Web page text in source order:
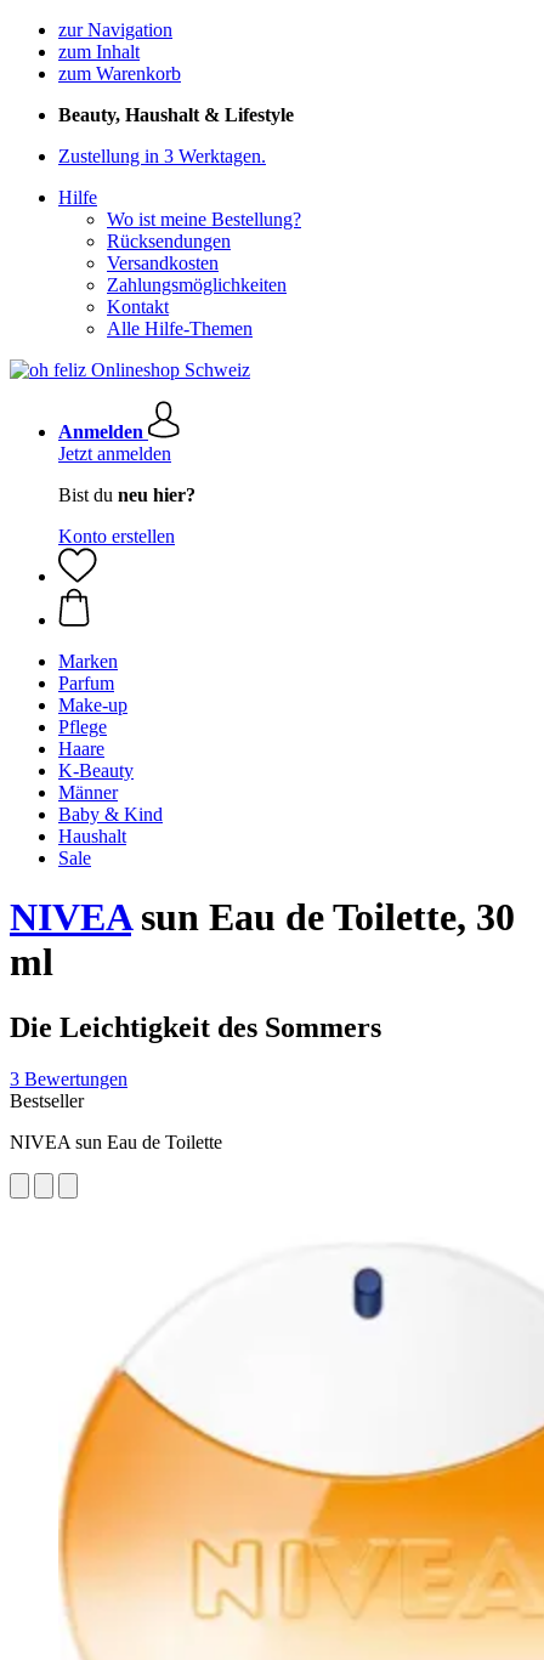
zur Navigation
zum Inhalt
zum Warenkorb
Beauty, Haushalt & Lifestyle
Zustellung in 3 Werktagen.
Hilfe
Wo ist meine Bestellung?
Rücksendungen
Versandkosten
Zahlungsmöglichkeiten
Kontakt
Alle Hilfe-Themen
Anmelden
Jetzt anmelden
Bist du neu hier?
Konto erstellen
Marken
Parfum
Make-up
Pflege
Haare
K-Beauty
Männer
Baby & Kind
Haushalt
Sale
NIVEAsun Eau de Toilette, 30
ml
Die Leichtigkeit des Sommers
3 Bewertungen
Bestseller
NIVEA sun Eau de Toilette